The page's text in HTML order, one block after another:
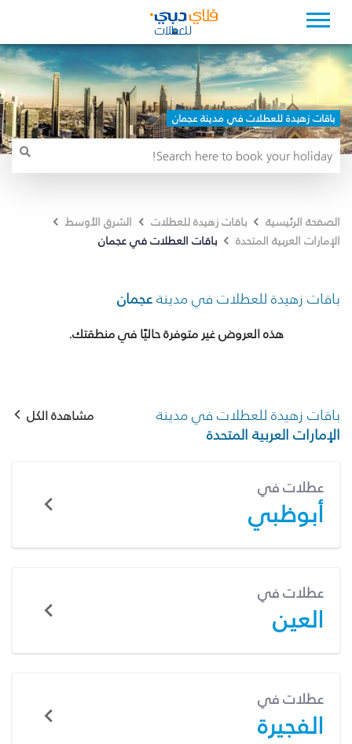
باقات زهيدة للعطلات في مدينة عجمان
الصفحة الرئيسية باقات زهيدة للعطلات
الشرق الأوسط
الإمارات العربية المتحدة
باقات العطلات في عجمان
باقات زهيدة للعطلات في مدينةعجمان
هذه العروض غير متوفرة حاليًا في منطقتك.
باقات زهيدة للعطلات في مدينة
الإمارات العربية المتحدة
مشاهدة الكل
عطلات في
أبوظبي
عطلات في
العين
عطلات في
الفجيرة